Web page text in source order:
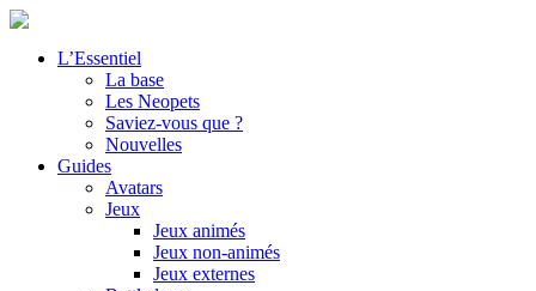
L’Essentiel
La base
Les Neopets
Saviez-vous que ?
Nouvelles
Guides
Avatars
Jeux
Jeux animés
Jeux non-animés
Jeux externes